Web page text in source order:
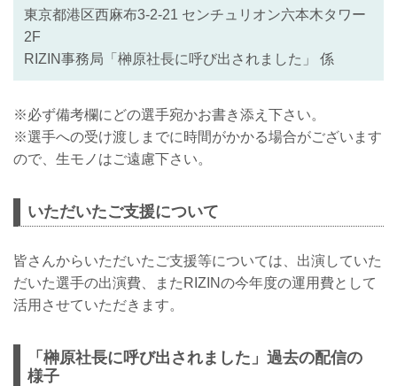
東京都港区西麻布3-2-21 センチュリオン六本木タワー
2F
RIZIN事務局「榊原社長に呼び出されました」 係
※必ず備考欄にどの選手宛かお書き添え下さい。
※選手への受け渡しまでに時間がかかる場合がございます
ので、生モノはご遠慮下さい。
いただいたご支援について
皆さんからいただいたご支援等については、出演していた
だいた選手の出演費、またRIZINの今年度の運用費として
活用させていただきます。
「榊原社長に呼び出されました」過去の配信の
様子